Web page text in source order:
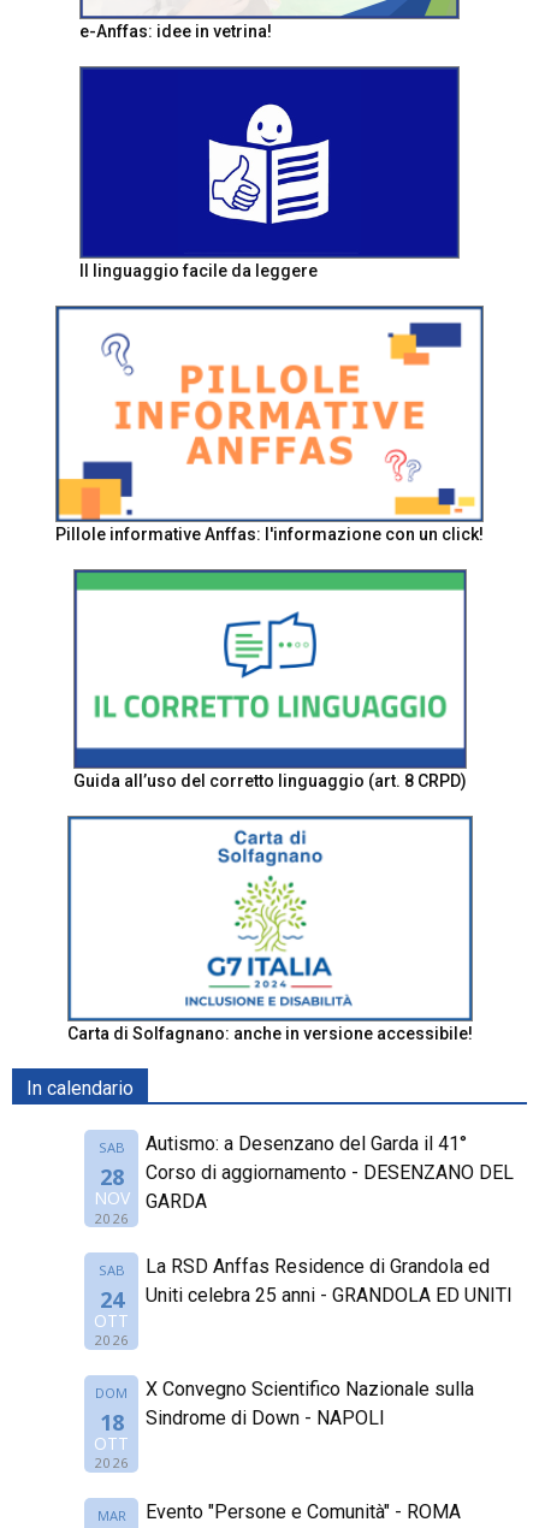
e-Anffas: idee in vetrina!
Il linguaggio facile da leggere
Pillole informative Anffas: l'informazione con un click!
Guida all’uso del corretto linguaggio (art. 8 CRPD)
Carta di Solfagnano: anche in versione accessibile!
In calendario
SAB
28
NOV
2026
Autismo: a Desenzano del Garda il 41°
Corso di aggiornamento - DESENZANO DEL
GARDA
SAB
24
OTT
2026
La RSD Anffas Residence di Grandola ed
Uniti celebra 25 anni - GRANDOLA ED UNITI
DOM
18
OTT
2026
X Convegno Scientifico Nazionale sulla
Sindrome di Down - NAPOLI
MAR Evento "Persone e Comunità" - ROMA